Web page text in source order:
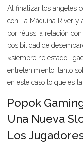
Al finalizar los angeles
con La Máquina River y
por réussi à relación
posibilidad de
«siempre he estado
entretenimiento, tanto
en este caso lo que es la
Popok
Una Nueva
Los